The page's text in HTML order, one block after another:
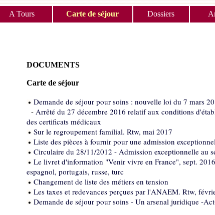
A Tours Carte de séjour Dossiers
DOCUMENTS
Carte de séjour
Demande de séjour pour soins : nouvelle loi du 7 mars
- Arrêté du 27 décembre 2016 relatif aux conditions
des certificats médicaux
Sur le regroupement familial. Rtw, mai 2017
Liste des pièces à fournir pour une admission
Circulaire du 28/11/2012 - Admission exceptionnelle au
Le livret d'information "Venir vivre en France", sept.
espagnol, portugais, russe, turc
Changement de liste des métiers en tension
Les taxes et redevances perçues par l'ANAEM. Rtw,
Demande de séjour pour soins - Un arsenal juridique -